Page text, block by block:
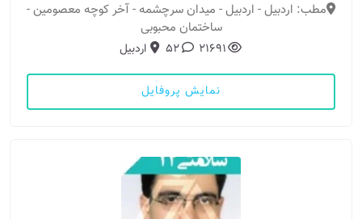
مطب: اردبیل - اردبیل - میدان سرچشمه - آخر کوچه معصومین -
ساختمان محبوبی
21691
52 اردبیل
نمایش پروفایل